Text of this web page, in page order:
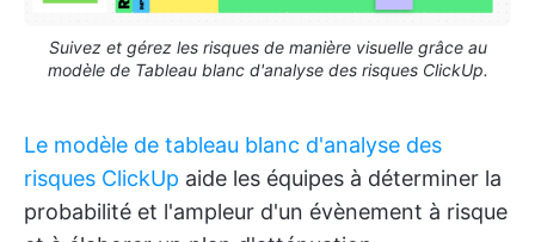
Suivez et gérez les risques de manière visuelle grâce au
modèle de Tableau blanc d'analyse des risques ClickUp.
Le modèle de tableau blanc d'analyse des
risques ClickUp aide les équipes à déterminer la
probabilité et l'ampleur d'un évènement à risque